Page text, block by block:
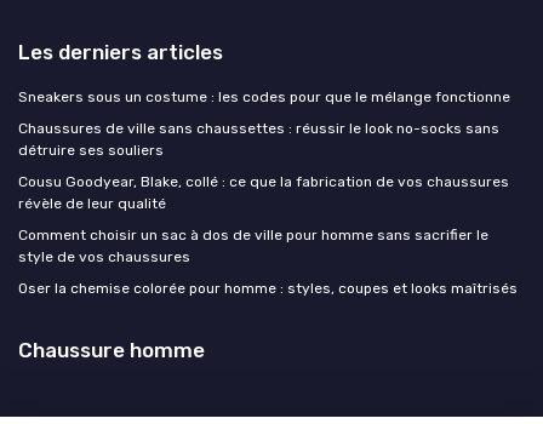
Les derniers articles
Sneakers sous un costume : les codes pour que le mélange fonctionne
Chaussures de ville sans chaussettes : réussir le look no-socks sans
détruire ses souliers
Cousu Goodyear, Blake, collé : ce que la fabrication de vos chaussures
révèle de leur qualité
Comment choisir un sac à dos de ville pour homme sans sacrifier le
style de vos chaussures
Oser la chemise colorée pour homme : styles, coupes et looks maîtrisés
Chaussure homme